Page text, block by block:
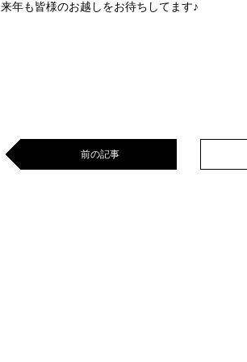
来年も皆様のお越しをお待ちしてます♪
前の記事